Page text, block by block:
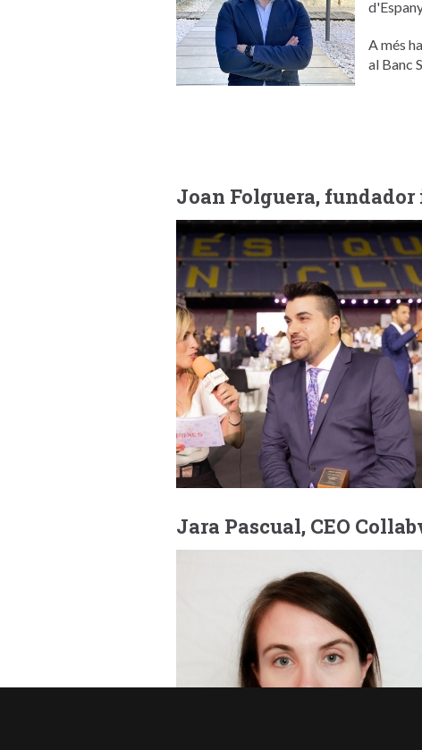
A més
al Banc
Joan Folguera, fundador
Jara Pascual, CEO